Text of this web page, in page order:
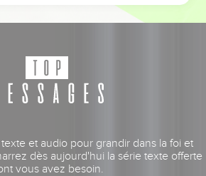
et audio pour grandir dans la foi et
dès aujourd'hui la série texte offerte
vous avez besoin.